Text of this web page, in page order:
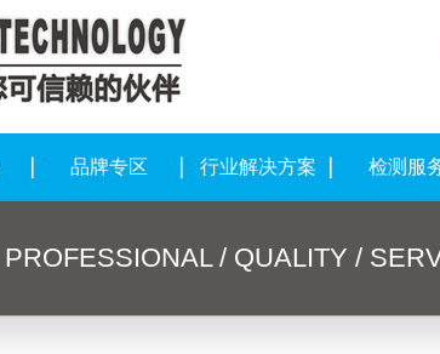
品牌专区 行业解决方案 检测服
PROFESSIONAL / QUALITY /